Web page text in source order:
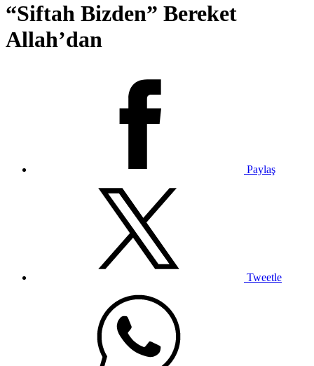
“Siftah Bizden” Bereket
Allah’dan
Paylaş
Tweetle